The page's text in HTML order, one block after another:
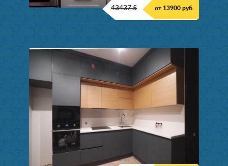
43437.5 от 13900 руб.